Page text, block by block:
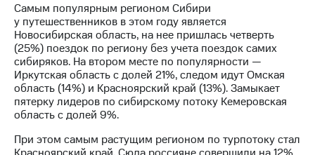
Финансовая
отчетность
Контакты
Новости
в
регионе
и акционерам
Самым популярным регионом Сибири
у путешественников в этом году является
Новосибирская область, на нее пришлась четверть
(25%) поездок по региону без учета поездок самих
сибиряков. На втором месте по популярности —
Иркутская область с долей 21%, следом идут Омская
область (14%) и Красноярский край (13%). Замыкает
пятерку лидеров по сибирскому потоку Кемеровская
область с долей 9%.
При этом самым растущим регионом по турпотоку стал